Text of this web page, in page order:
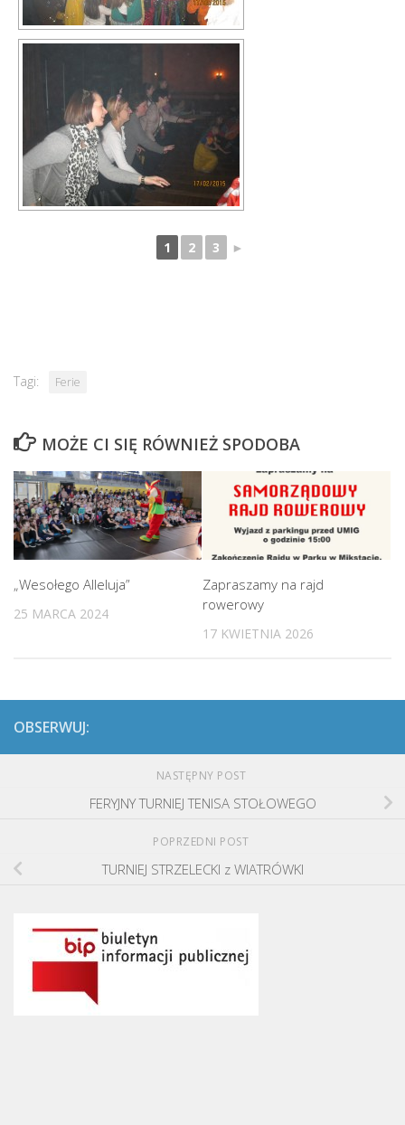
1 2 3 ►
Tagi: Ferie
MOŻE CI SIĘ RÓWNIEŻ SPODOBA
„Wesołego Alleluja”
25 MARCA 2024
Zapraszamy na rajd
rowerowy
17 KWIETNIA 2026
OBSERWUJ:
NASTĘPNY POST
FERYJNY TURNIEJ TENISA STOŁOWEGO
POPRZEDNI POST
TURNIEJ STRZELECKI z WIATRÓWKI